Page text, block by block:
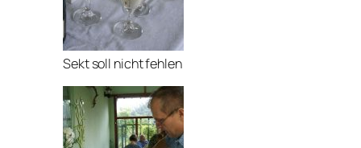
Sekt soll nicht fehlen